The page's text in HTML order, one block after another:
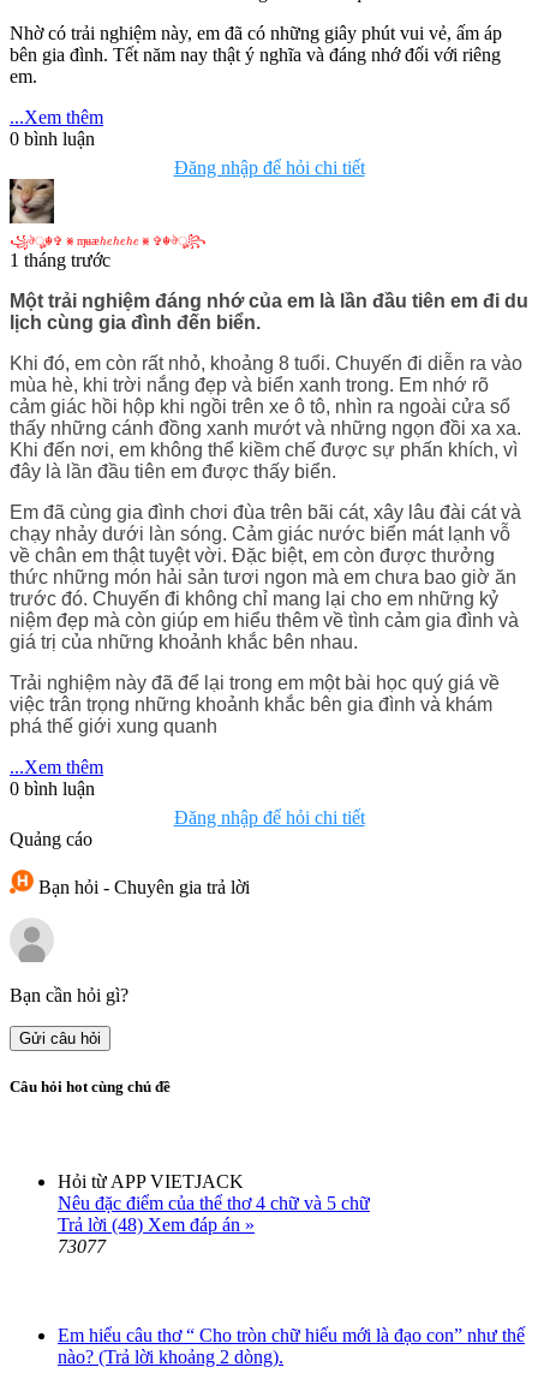
Nhờ có trải nghiệm này, em đã có những giây phút vui vẻ, ấm áp
bên gia đình. Tết năm nay thật ý nghĩa và đáng nhớ đối với riêng
em.
...Xem thêm
0 bình luận
Đăng nhập để hỏi chi tiết
꧁ঔৣ☬✞ ⨳ ɱʉæhehehe ⨳ ✞☬ঔৣ꧂
꧁ঔ ☬✞ ɱ ʉ æ he h ehe⨳
1 tháng trước
Một trải nghiệm đáng nhớ của em là lần đầu tiên em đi du
lịch cùng gia đình đến biển.
Khi đó, em còn rất nhỏ, khoảng 8 tuổi. Chuyến đi diễn ra vào
mùa hè, khi trời nắng đẹp và biển xanh trong. Em nhớ rõ
cảm giác hồi hộp khi ngồi trên xe ô tô, nhìn ra ngoài cửa sổ
thấy những cánh đồng xanh mướt và những ngọn đồi xa xa.
Khi đến nơi, em không thể kiềm chế được sự phấn khích, vì
đây là lần đầu tiên em được thấy biển.
Em đã cùng gia đình chơi đùa trên bãi cát, xây lâu đài cát và
chạy nhảy dưới làn sóng. Cảm giác nước biển mát lạnh vỗ
về chân em thật tuyệt vời. Đặc biệt, em còn được thưởng
thức những món hải sản tươi ngon mà em chưa bao giờ ăn
trước đó. Chuyến đi không chỉ mang lại cho em những kỷ
niệm đẹp mà còn giúp em hiểu thêm về tình cảm gia đình và
giá trị của những khoảnh khắc bên nhau.
Trải nghiệm này đã để lại trong em một bài học quý giá về
việc trân trọng những khoảnh khắc bên gia đình và khám
phá thế giới xung quanh
...Xem thêm
0 bình luận
Đăng nhập để hỏi chi tiết
Quảng cáo
Bạn hỏi - Chuyên gia trả lời
Bạn cần hỏi gì?
Gửi câu hỏi
Câu hỏi hot cùng chủ đề
Hỏi từ APP VIETJACK
Nêu đặc điểm của thể thơ 4 chữ và 5 chữ
Trả lời (48) Xem đáp án »
73077
Em hiểu câu thơ “ Cho tròn chữ hiếu mới là đạo con” như thế
nào? (Trả lời khoảng 2 dòng).